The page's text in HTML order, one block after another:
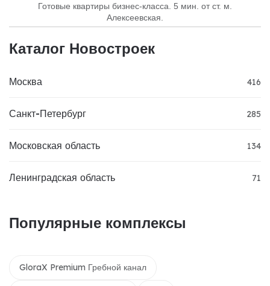
Готовые квартиры бизнес-класса. 5 мин. от ст. м.
Алексеевская.
Каталог Новостроек
Москва 416
Санкт-Петербург 285
Московская область 134
Ленинградская область 71
Популярные комплексы
GloraX Premium Гребной канал